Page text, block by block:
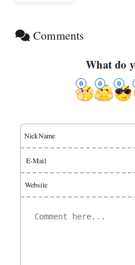
Comments
What do
0 0 0
NickName
E-Mail
Website